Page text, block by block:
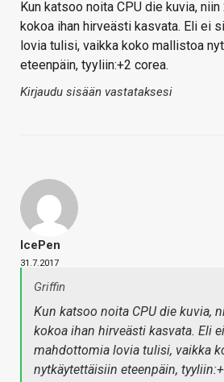
Kun katsoo noita CPU die kuvia,
kokoa ihan hirveästi kasvata. Eli ei
lovia tulisi, vaikka koko mallistoa
eteenpäin, tyyliin:+2 corea.
Kirjaudu sisään vastataksesi
IcePen
31.7.2017
Griffin
Kun katsoo noita CPU die kuvia,
kokoa ihan hirveästi kasvata. Eli
mahdottomia lovia tulisi, vaikka
nytkäytettäisiin eteenpäin,